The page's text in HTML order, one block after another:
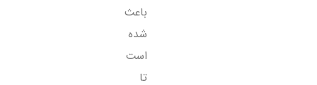
باعث
شده
است
تا